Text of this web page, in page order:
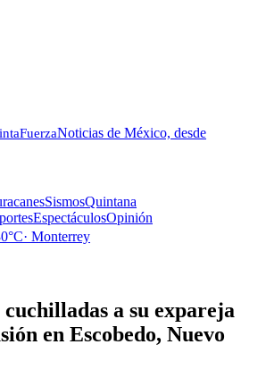
FuerzaNoticias de México, desde
SismosQuintana
EspectáculosOpinión
°C· Monterrey
a su expareja
en Escobedo, Nuevo